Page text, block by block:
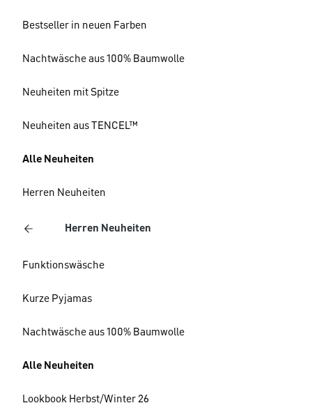
Bestseller in neuen Farben
Nachtwäsche aus 100% Baumwolle
Neuheiten mit Spitze
Neuheiten aus TENCEL™
Alle Neuheiten
Herren Neuheiten
Herren Neuheiten
Funktionswäsche
Kurze Pyjamas
Nachtwäsche aus 100% Baumwolle
Alle Neuheiten
Lookbook Herbst/Winter 26